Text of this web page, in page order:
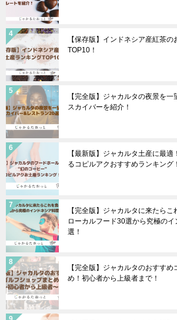
【保存版】インドネシア産紅茶
TOP10！
【完全版】ジャカルタの夜景を
スカイバーを紹介！
【最新版】ジャカルタ土産に最適
るコピルアクおすすめランキング！
【完全版】ジャカルタに来たら
ローカルフード30選から究極の
選！
【完全版】ジャカルタのおすすめ
め！初心者から上級者まで！